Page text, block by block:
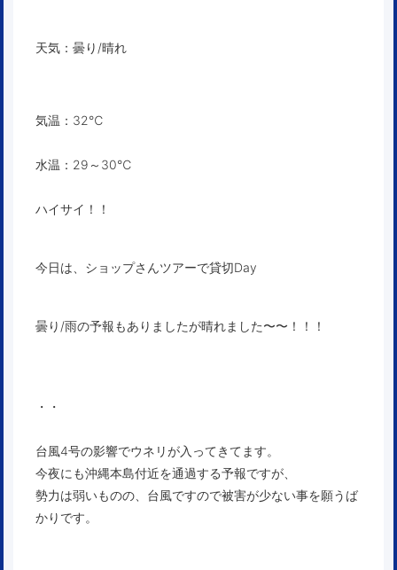
天気：曇り/晴れ
気温：32℃
水温：29～30℃
ハイサイ！！
今日は、ショップさんツアーで貸切Day
曇り/雨の予報もありましたが晴れました〜〜！！！
・・
台風4号の影響でウネリが入ってきてます。
今夜にも沖縄本島付近を通過する予報ですが、
勢力は弱いものの、台風ですので被害が少ない事を願うば
かりです。